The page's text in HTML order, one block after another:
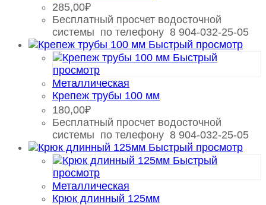
285,00₽
Бесплатный просчет водосточной
системы по телефону 8 904-032-25-05
Быстрый просмотр
Быстрый
просмотр
Металлическая
Крепеж трубы 100 мм
180,00₽
Бесплатный просчет водосточной
системы по телефону 8 904-032-25-05
Быстрый просмотр
Быстрый
просмотр
Металлическая
Крюк длинный 125мм